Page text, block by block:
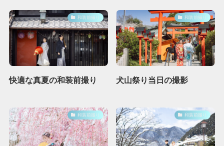
和装前撮り
快適な真夏の和装前撮り
和装前撮り
犬山祭り当日の撮影
和装前撮り 和装前撮り